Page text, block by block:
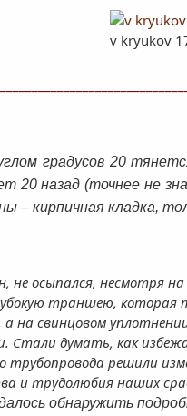
v kryukov
градусов 20
20 назад (точнее не
– кирпичная кладка,
осыпался, несмотря на
траншею, которая
на свинцовом
Стали думать, как
решили
и трудолюбия наших
обнаружить